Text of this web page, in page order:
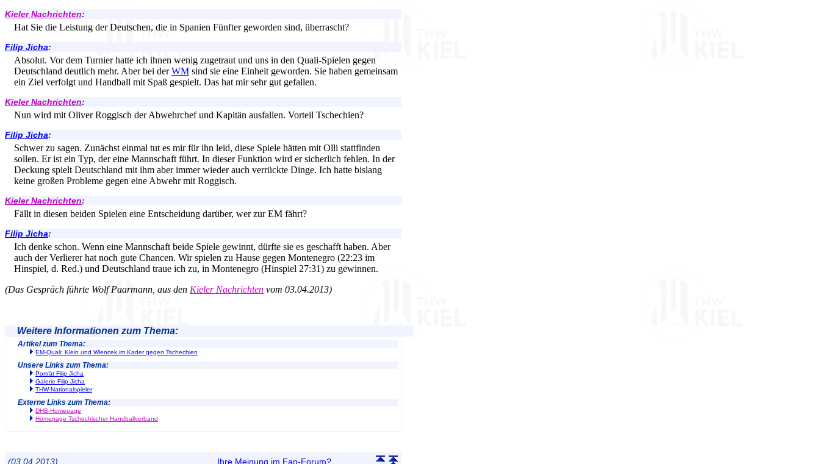
Kieler Nachrichten:
Hat Sie die Leistung der Deutschen, die in Spanien Fünfter geworden sind, überrascht?
Filip Jicha:
Absolut. Vor dem Turnier hatte ich ihnen wenig zugetraut und uns in den Quali-Spielen gegen
Deutschland deutlich mehr. Aber bei derWM sind sie eine Einheit geworden. Sie haben gemeinsam
ein Ziel verfolgt und Handball mit Spaß gespielt. Das hat mir sehr gut gefallen.
Kieler Nachrichten:
Nun wird mit Oliver Roggisch der Abwehrchef und Kapitän ausfallen. Vorteil Tschechien?
Filip Jicha:
Schwer zu sagen. Zunächst einmal tut es mir für ihn leid, diese Spiele hätten mit Olli stattfinden
sollen. Er ist ein Typ, der eine Mannschaft führt. In dieser Funktion wird er sicherlich fehlen. In der
Deckung spielt Deutschland mit ihm aber immer wieder auch verrückte Dinge. Ich hatte bislang
keine großen Probleme gegen eine Abwehr mit Roggisch.
Kieler Nachrichten:
Fällt in diesen beiden Spielen eine Entscheidung darüber, wer zur EM fährt?
Filip Jicha:
Ich denke schon. Wenn eine Mannschaft beide Spiele gewinnt, dürfte sie es geschafft haben. Aber
auch der Verlierer hat noch gute Chancen. Wir spielen zu Hause gegen Montenegro (22:23 im
Hinspiel, d. Red.) und Deutschland traue ich zu, in Montenegro (Hinspiel 27:31) zu gewinnen.
(Das Gespräch führte Wolf Paarmann, aus den Kieler Nachrichten vom 03.04.2013)
Weitere Informationen zum Thema:
Artikel zum Thema:
EM-Quali: Klein und Wiencek im Kader gegen Tschechien
Unsere Links zum Thema:
Porträt Filip Jicha
Galerie Filip Jicha
THW-Nationalspieler
Externe Links zum Thema:
DHB-Homepage
Homepage Tschechischer Handballverband
(03.04.2013) Ihre Meinung im Fan-Forum?